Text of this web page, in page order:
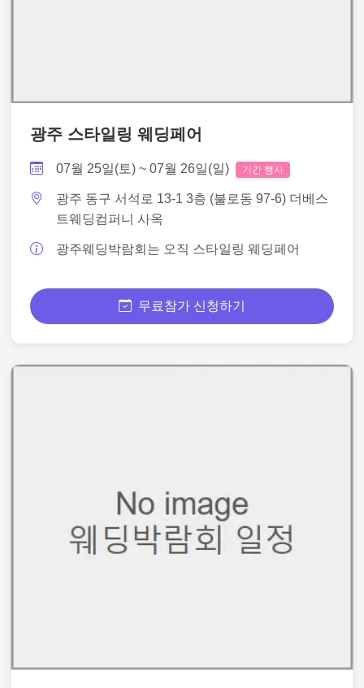
광주 스타일링 웨딩페어
07월 25일(토) ~ 07월 26일(일) 기간 행사
광주 동구 서석로 13-1 3층 (불로동 97-6) 더베스
트웨딩컴퍼니 사옥
광주웨딩박람회는 오직 스타일링 웨딩페어
무료참가 신청하기